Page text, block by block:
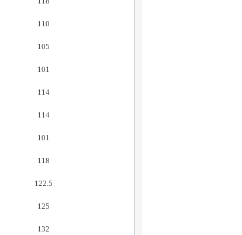
110
105
101
114
114
101
118
122.5
125
132